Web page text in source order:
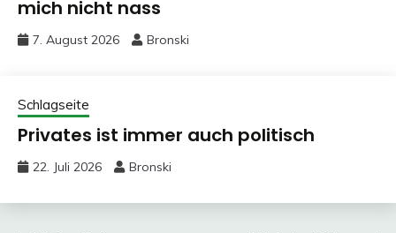
mich nicht nass
7. August 2026 Bronski
Schlagseite
Privates ist immer auch politisch
22. Juli 2026 Bronski